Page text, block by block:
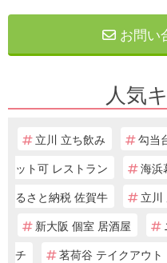
お問い
人気
立川 立ち飲み 勾当
ット可 レストラン
海浜
るさと納税 佐賀牛
立川
新大阪 個室 居酒屋
チ
茗荷谷 テイクアウト